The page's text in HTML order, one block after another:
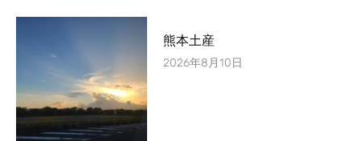
熊本土産
2026年8月10日